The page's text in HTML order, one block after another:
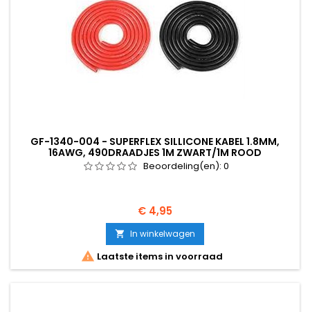
GF-1340-004 - SUPERFLEX SILLICONE KABEL 1.8MM,
16AWG, 490DRAADJES 1M ZWART/1M ROOD
Beoordeling(en): 0
Prijs
€ 4,95
 In winkelwagen
 Laatste items in voorraad